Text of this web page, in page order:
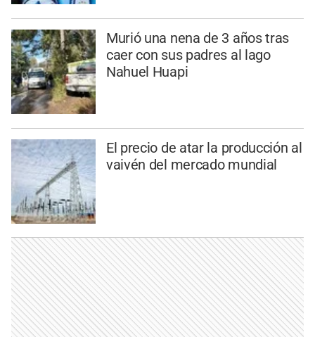
Murió una nena de 3 años tras
caer con sus padres al lago
Nahuel Huapi
El precio de atar la producción al
vaivén del mercado mundial